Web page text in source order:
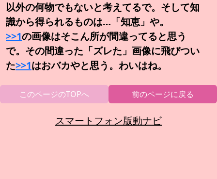
以外の何物でもないと考えてるで。そして知
識から得られるものは…「知恵」や。
>>1の画像はそこん所が間違ってると思う
で。その間違った「ズレた」画像に飛びつい
た>>1はおバカやと思う。わいはね。
このページのTOPへ 前のページに戻る
スマートフォン版動ナビ